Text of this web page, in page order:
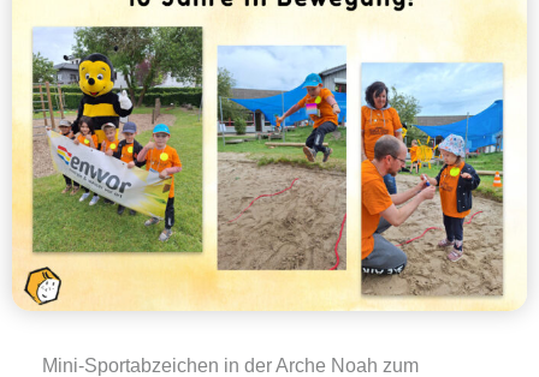
Mini-Sportabzeichen in der Arche Noah zum